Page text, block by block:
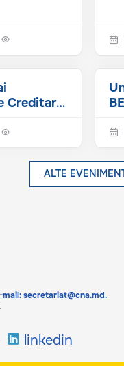
Creditare
ALTE
mail: secretariat@cna.md.
linkedin